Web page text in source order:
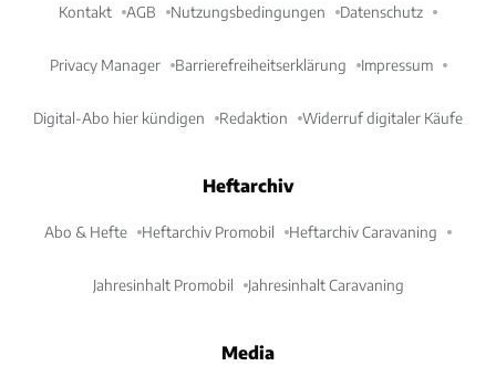
Kontakt AGB Nutzungsbedingungen Datenschutz
Privacy Manager Barrierefreiheitserklärung Impressum
Digital-Abo hier kündigen Redaktion Widerruf digitaler Käufe
Heftarchiv
Abo & Hefte Heftarchiv Promobil Heftarchiv Caravaning
Jahresinhalt Promobil Jahresinhalt Caravaning
Media